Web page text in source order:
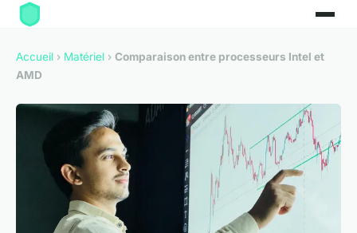
Accueil › Matériel › Comparaison entre processeurs Intel et
AMD